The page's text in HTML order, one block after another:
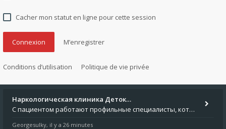
Cacher mon statut en ligne pour cette session
M’enregistrer
Conditions d’utilisation Politique de vie privée
Наркологическая клиника Деток…
С пациентом работают профильные специалисты, которые оценивают состояние и подбирают безопасный план помощи. Исследоват
Georgesulky, il y a 26 minutes